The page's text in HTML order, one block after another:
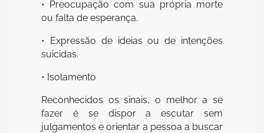
• Preocupação com sua própria morte
ou falta de esperança.
• Expressão de ideias ou de intenções
suicidas.
• Isolamento
Reconhecidos os sinais, o melhor a se
fazer é se dispor a escutar sem
julgamentos e orientar a pessoa a buscar